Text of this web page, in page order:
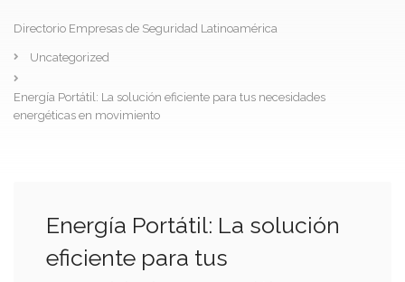
Directorio Empresas de Seguridad Latinoamérica
Uncategorized
Energía Portátil: La solución eficiente para tus necesidades
energéticas en movimiento
Energía Portátil: La solución
eficiente para tus